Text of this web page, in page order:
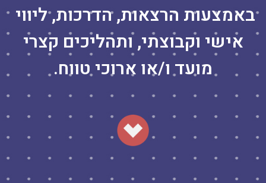
באמצעות הרצאות, הדרכות, ליווי
אישי וקבוצתי, ותהליכים קצרי
מועד ו/או ארוכי טווח.